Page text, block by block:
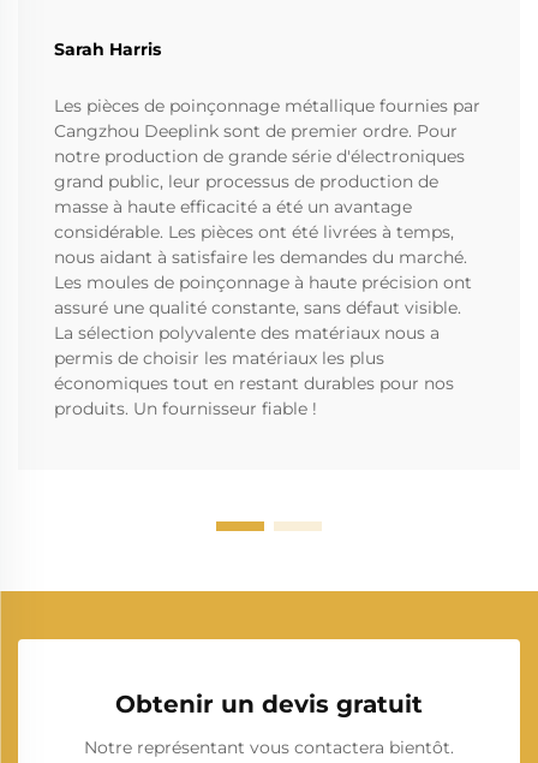
Sarah Harris
Les pièces de poinçonnage métallique fournies par
Cangzhou Deeplink sont de premier ordre. Pour
notre production de grande série d'électroniques
grand public, leur processus de production de
masse à haute efficacité a été un avantage
considérable. Les pièces ont été livrées à temps,
nous aidant à satisfaire les demandes du marché.
Les moules de poinçonnage à haute précision ont
assuré une qualité constante, sans défaut visible.
La sélection polyvalente des matériaux nous a
permis de choisir les matériaux les plus
économiques tout en restant durables pour nos
produits. Un fournisseur fiable !
Obtenir un devis gratuit
Notre représentant vous contactera bientôt.